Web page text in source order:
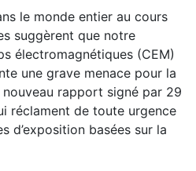
le monde entier au cours
suggèrent que notre
électromagnétiques (CEM)
une grave menace pour la
rapport signé par 29
réclament de toute urgence
d’exposition basées sur la